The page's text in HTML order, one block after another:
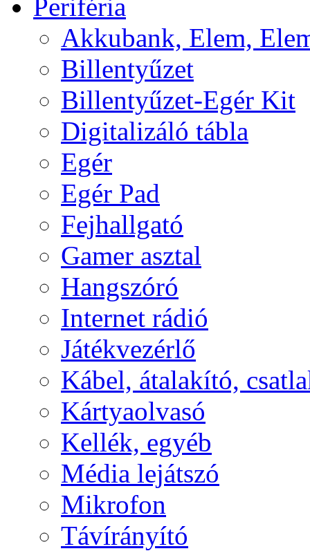
Periféria
Akkubank, Elem,
Billentyűzet
Billentyűzet-Egér Kit
Digitalizáló tábla
Egér
Egér Pad
Fejhallgató
Gamer asztal
Hangszóró
Internet rádió
Játékvezérlő
Kábel, átalakító,
Kártyaolvasó
Kellék, egyéb
Média lejátszó
Mikrofon
Távírányító